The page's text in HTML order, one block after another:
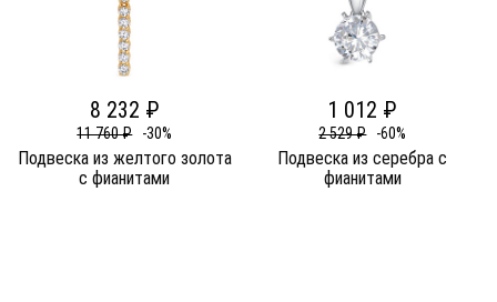
8 232 ₽
11 760 ₽ -30%
Подвеска из желтого золота
c фианитами
1 012 ₽
2 529 ₽ -60%
Подвеска из серебра c
фианитами